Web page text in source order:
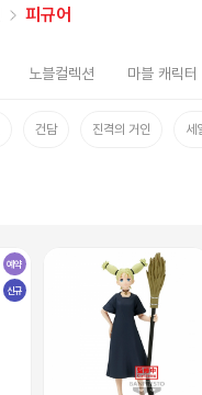
피규어
노블컬렉션 마블 캐릭터
건담 진격의 거인 세
예약
신규